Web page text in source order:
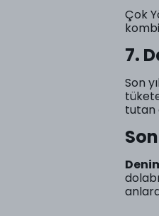
Çok
7.
Son
tutan